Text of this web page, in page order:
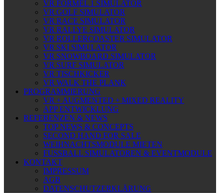
VR FORMEL 1 SIMULATOR
VR GOLF SIMULATOR
VR RACE SIMULATOR
VR RALLYE SIMULATOR
VR ROLLERCOASTER SIMULATOR
VR SKI SIMULATOR
VR SNOWBOARD SIMULATOR
VR SURF SIMULATOR
VR TISCHKICKER
VR WALK THE PLANK
PROGRAMMIERUNG
VR + AUGMENTED + MIXED REALITY
APP ENTWICKLUNG
REFERENZEN & NEWS
TOP NEWS & CONCEPTS
SECOND HAND FOR SALE
WEIHNACHTSMODULE MIETEN
FUSSBALL SIMULATOREN & EVENTMODULE
KONTAKT
IMPRESSUM
AGB
DATENSCHUTZERKLÄRUNG